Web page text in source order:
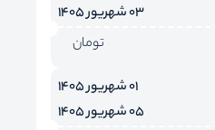
03 شهریور 1405
تومان
01 شهریور 1405
05 شهریور 1405